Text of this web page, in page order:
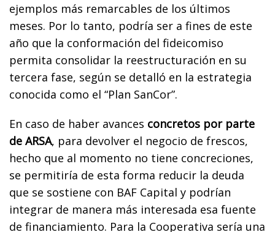
ejemplos más remarcables de los últimos
meses. Por lo tanto, podría ser a fines de este
año que la conformación del fideicomiso
permita consolidar la reestructuración en su
tercera fase, según se detalló en la estrategia
conocida como el “Plan SanCor”.
En caso de haber avances concretos por parte
de ARSA, para devolver el negocio de frescos,
hecho que al momento no tiene concreciones,
se permitiría de esta forma reducir la deuda
que se sostiene con BAF Capital y podrían
integrar de manera más interesada esa fuente
de financiamiento. Para la Cooperativa sería una